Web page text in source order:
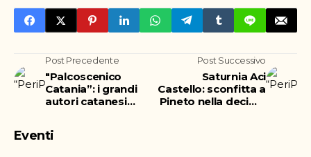
Post Precedente
"Palcoscenico
Catania”: i grandi
autori catanesi
Post Successivo
Saturnia Aci
Castello: sconfitta a
Pineto nella decima
Eventi